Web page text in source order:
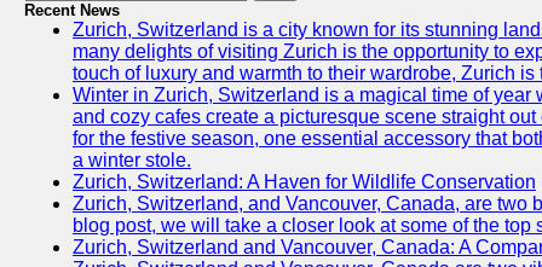
Recent News
Zurich, Switzerland is a city known for its stunning
many delights of visiting Zurich is the opportunity to
touch of luxury and warmth to their wardrobe, Zurich
Winter in Zurich, Switzerland is a magical time of
and cozy cafes create a picturesque scene straight
for the festive season, one essential accessory that
a winter stole.
Zurich, Switzerland: A Haven for Wildlife Conservation
Zurich, Switzerland, and Vancouver, Canada, are two
blog post, we will take a closer look at some of the
Zurich, Switzerland and Vancouver, Canada: A